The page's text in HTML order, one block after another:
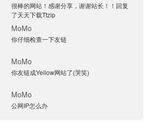
很棒的网站！感谢分享，谢谢站长！！回复
了天天下载Ttzip
MoMo
你仔细检查一下友链
MoMo
你友链成Yellow网站了(哭笑)
MoMo
公网IP怎么办